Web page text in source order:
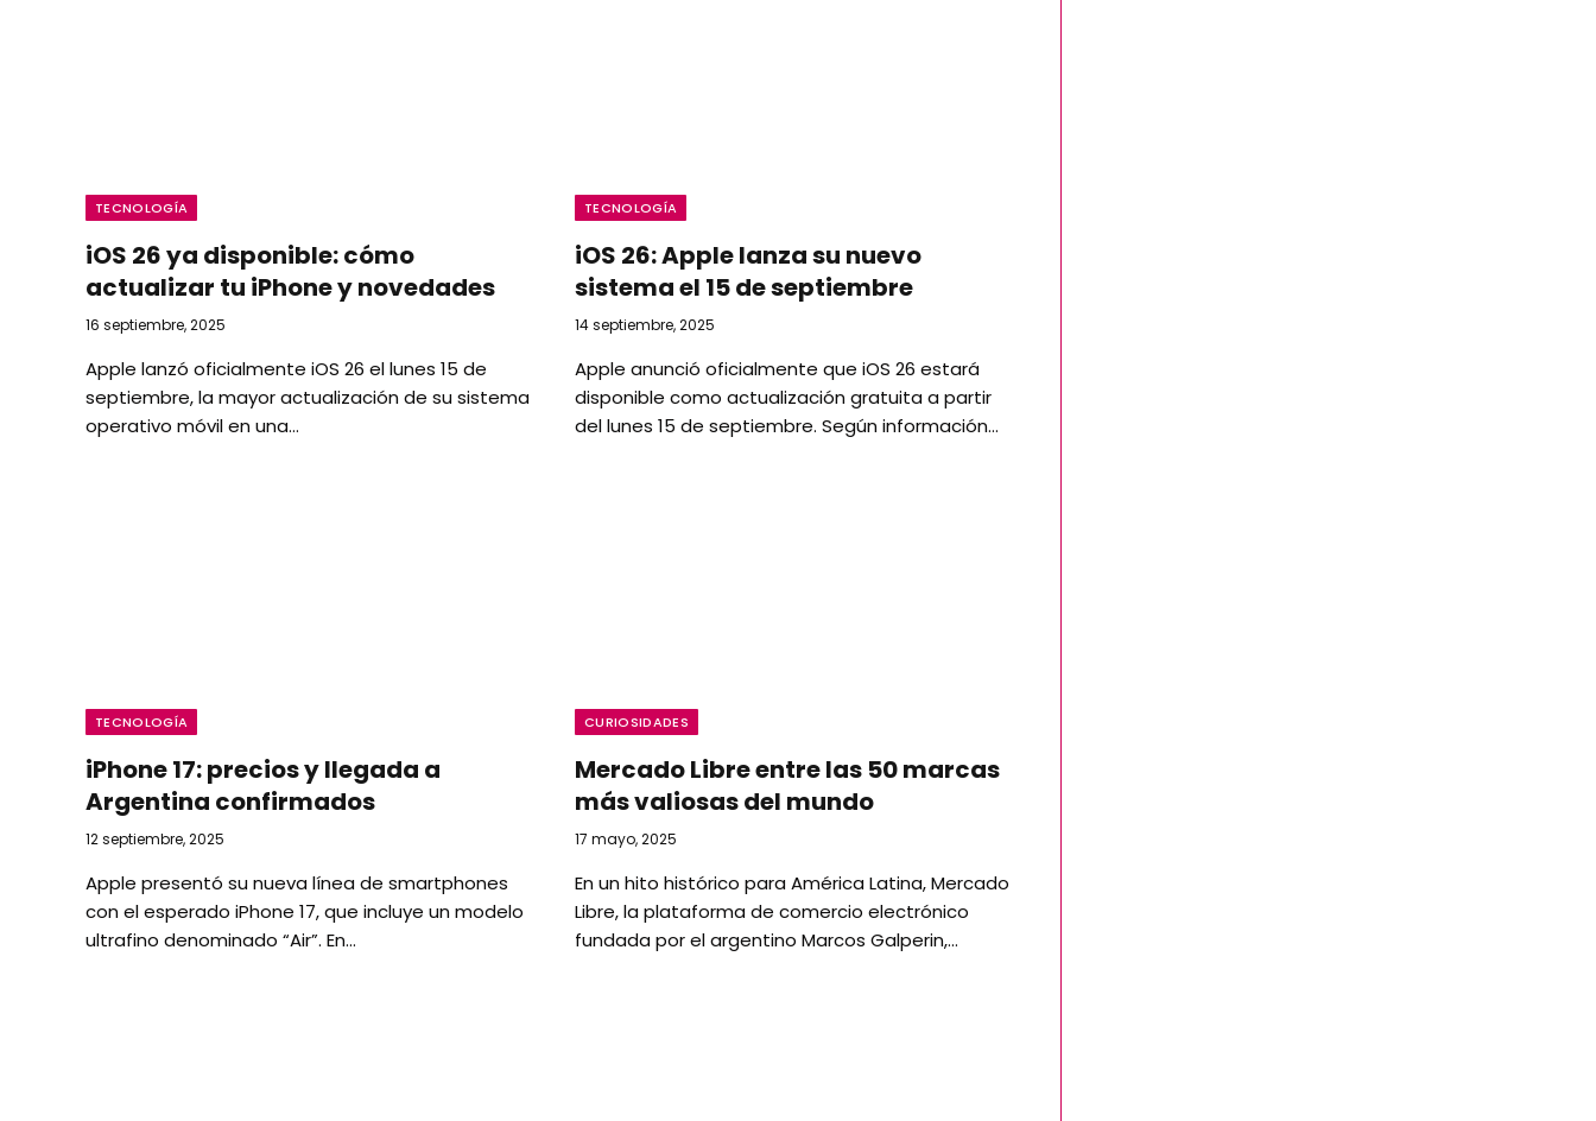
TECNOLOGÍA
iOS 26 ya disponible: cómo
actualizar tu iPhone y novedades
16 septiembre, 2025
Apple lanzó oficialmente iOS 26 el lunes 15 de
septiembre, la mayor actualización de su sistema
operativo móvil en una…
TECNOLOGÍA
iOS 26: Apple lanza su nuevo
sistema el 15 de septiembre
14 septiembre, 2025
Apple anunció oficialmente que iOS 26 estará
disponible como actualización gratuita a partir
del lunes 15 de septiembre. Según información…
TECNOLOGÍA
iPhone 17: precios y llegada a
Argentina confirmados
12 septiembre, 2025
Apple presentó su nueva línea de smartphones
con el esperado iPhone 17, que incluye un modelo
ultrafino denominado “Air”. En…
CURIOSIDADES
Mercado Libre entre las 50 marcas
más valiosas del mundo
17 mayo, 2025
En un hito histórico para América Latina, Mercado
Libre, la plataforma de comercio electrónico
fundada por el argentino Marcos Galperin,…